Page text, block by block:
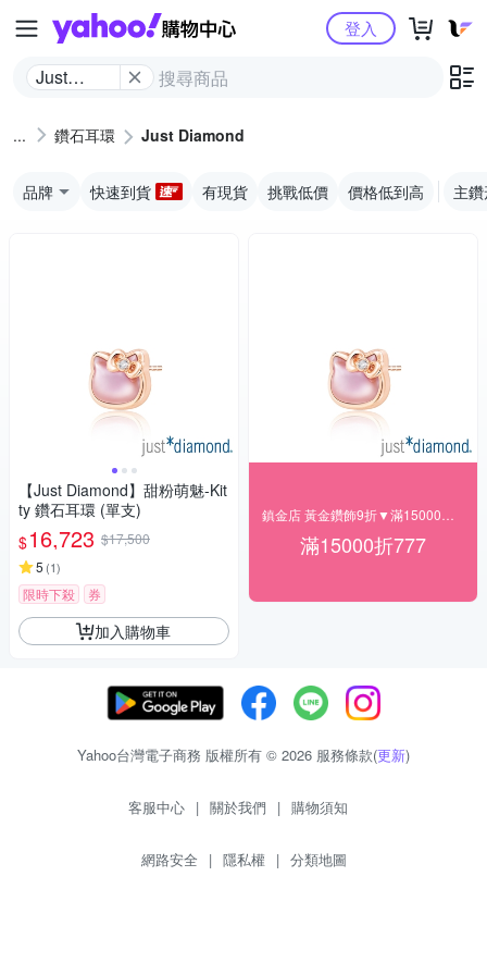
Yahoo購物中心
Just
登入
鑽石耳環 Just Diamond
品牌 快速到貨 有現貨 挑戰低價 價格低到高 主
【Just Diamond】甜粉萌魅-Kit
ty 鑽石耳環 (單支)
$16,723 $17,500
5 (1)
限時下殺 券
加入購物車
滿15000折777
Yahoo台灣電子商務 版權所有 © 2026 服務條款(更新)
客服中心 | 關於我們 | 購物須知
網路安全 | 隱私權 | 分類地圖